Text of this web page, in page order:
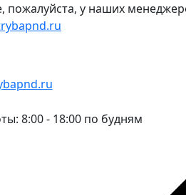
пожалуйста, у наших
8:00 - 18:00 по будням